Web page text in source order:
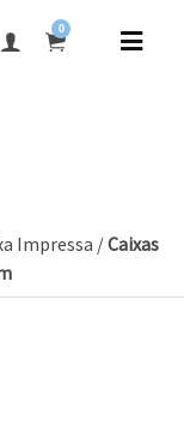
0
Impressa /Caixas